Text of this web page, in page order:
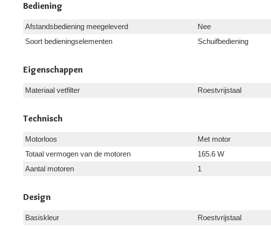
Bediening
Afstandsbediening meegeleverd
Nee
Soort bedieningselementen
Schuifbediening
Eigenschappen
Materiaal vetfilter Roestvrijstaal
Technisch
Motorloos
Met motor
Totaal vermogen van de motoren
165.6 W
Aantal motoren
1
Design
Basiskleur Roestvrijstaal